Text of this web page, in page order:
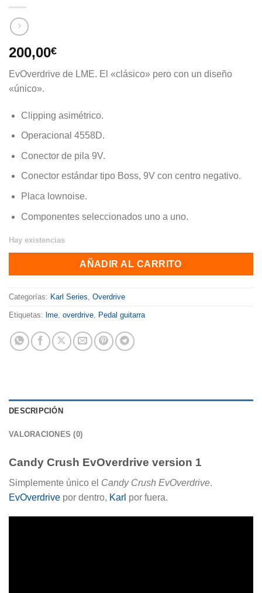
200,00€
EvOverdrive de LME. El «clásico» pero con un diseño
«único».
Clipping asimétrico.
Operacional 4558D.
Conector de pila 9V.
Conector estándar tipo Boss, 9V con centro negativo.
Placa lownoise.
Componentes seleccionados uno a uno.
Hay existencias
Candy Crush EvOverdrive v1 Karl Series - Único y pintado a
AÑADIR AL CARRITO
Categorías: Karl Series Overdrive
Etiquetas: lme overdrive Pedal guitarra
DESCRIPCIÓN
VALORACIONES (0)
Candy Crush EvOverdrive version 1
Simplemente único el Candy Crush EvOverdrive.
EvOverdrive por dentro, Karl por fuera.